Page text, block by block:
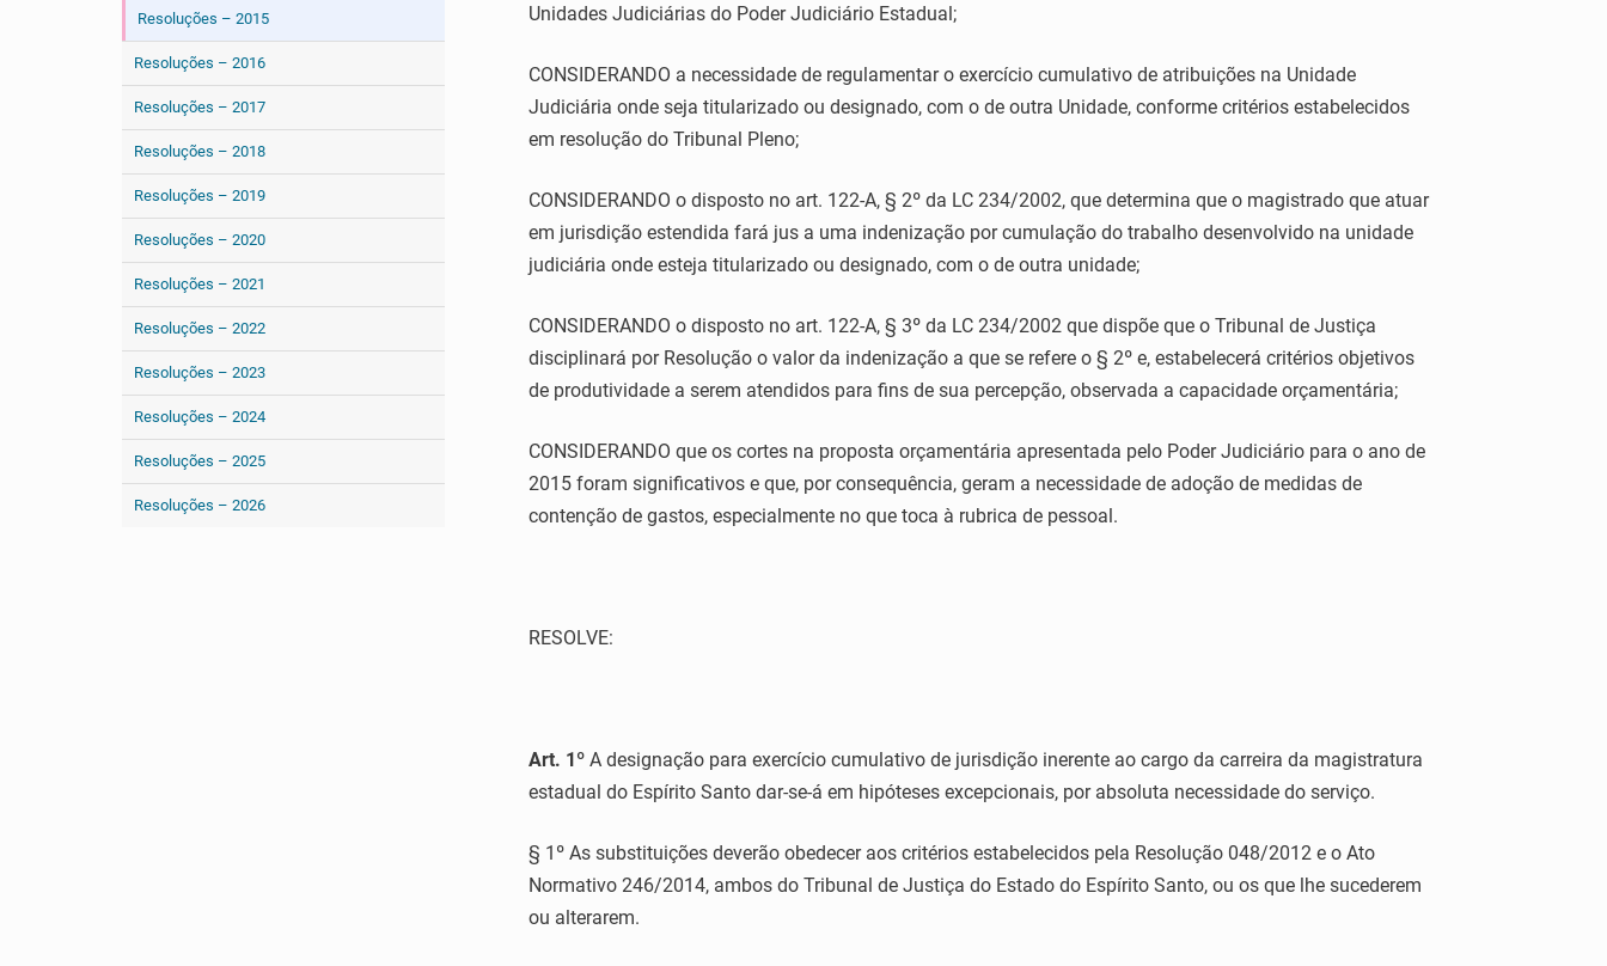
Resoluções – 2015
Resoluções – 2016
Resoluções – 2017
Resoluções – 2018
Resoluções – 2019
Resoluções – 2020
Resoluções – 2021
Resoluções – 2022
Resoluções – 2023
Resoluções – 2024
Resoluções – 2025
Resoluções – 2026
Unidades Judiciárias do Poder Judiciário Estadual;
CONSIDERANDO a necessidade de regulamentar o exercício cumulativo de atribuições na Unidade
Judiciária onde seja titularizado ou designado, com o de outra Unidade, conforme critérios estabelecidos
em resolução do Tribunal Pleno;
CONSIDERANDO o disposto no art. 122-A, § 2º da LC 234/2002, que determina que o magistrado que atuar
em jurisdição estendida fará jus a uma indenização por cumulação do trabalho desenvolvido na unidade
judiciária onde esteja titularizado ou designado, com o de outra unidade;
CONSIDERANDO o disposto no art. 122-A, § 3º da LC 234/2002 que dispõe que o Tribunal de Justiça
disciplinará por Resolução o valor da indenização a que se refere o § 2º e, estabelecerá critérios objetivos
de produtividade a serem atendidos para fins de sua percepção, observada a capacidade orçamentária;
CONSIDERANDO que os cortes na proposta orçamentária apresentada pelo Poder Judiciário para o ano de
2015 foram significativos e que, por consequência, geram a necessidade de adoção de medidas de
contenção de gastos, especialmente no que toca à rubrica de pessoal.
RESOLVE:
Art. 1º A designação para exercício cumulativo de jurisdição inerente ao cargo da carreira da magistratura
estadual do Espírito Santo dar-se-á em hipóteses excepcionais, por absoluta necessidade do serviço.
§ 1º As substituições deverão obedecer aos critérios estabelecidos pela Resolução 048/2012 e o Ato
Normativo 246/2014, ambos do Tribunal de Justiça do Estado do Espírito Santo, ou os que lhe sucederem
ou alterarem.